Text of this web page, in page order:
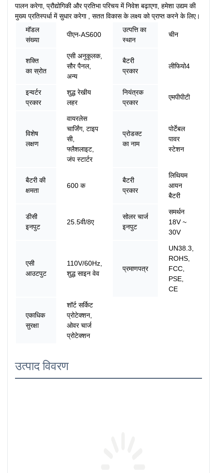
पालन करेगा, प्रौद्योगिकी और प्रतिभा परिचय में निवेश बढ़ाएगा, हमेशा उद्यम की
मुख्य प्रतिस्पर्धा में सुधार करेगा , सतत विकास के लक्ष्य को प्राप्त करने के लिए।
मॉडल
संख्या
पीएन-AS600
उत्पत्ति का
स्थान
चीन
शक्ति
का स्रोत
एसी अनुकूलक,
सौर पैनल,
अन्य
बैटरी
प्रकार
लीफियो4
इन्वर्टर
प्रकार
शुद्ध रेखीय
लहर
नियंत्रक
प्रकार
एमपीपीटी
विशेष
लक्षण
वायरलेस
चार्जिंग, टाइप
सी,
फ्लैशलाइट,
जंप स्टार्टर
प्रोडक्ट
का नाम
पोर्टेबल
पावर
स्टेशन
बैटरी की
क्षमता
600 क
बैटरी
प्रकार
लिथियम
आयन
बैटरी
डीसी
इनपुट
25.5वी/8ए
सोलर चार्ज
इनपुट
समर्थन
18V ~
30V
एसी
आउटपुट
110V/60Hz,
शुद्ध साइन वेव
प्रमाणपत्र
UN38.3,
ROHS,
FCC,
PSE,
CE
एकाधिक
सुरक्षा
शॉर्ट सर्किट
प्रोटेक्शन,
ओवर चार्ज
प्रोटेक्शन
उत्पाद विवरण